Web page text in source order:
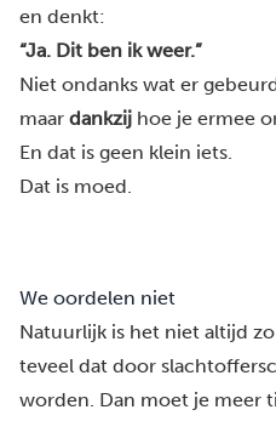
en denkt:
“Ja. Dit ben ik weer.”
Niet ondanks wat er
maar dankzij hoe je ermee
En dat is geen klein iets.
Dat is moed.
We oordelen niet
Natuurlijk is het niet altijd
teveel dat door
worden. Dan moet je meer